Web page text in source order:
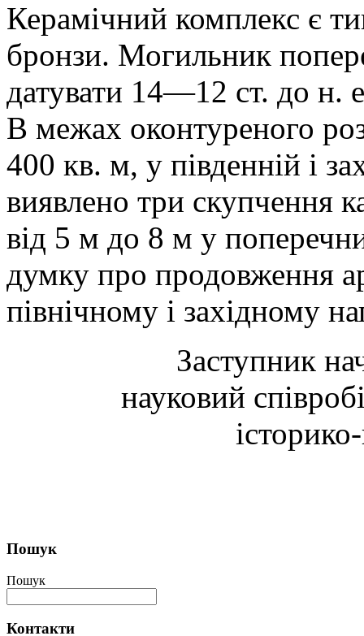
Керамічний комплекс є
бронзи. Могильник
датувати 14—12 ст. до н.
В межах оконтуреного
400 кв. м, у південній і
виявлено три скупчення
від 5 м до 8 м у
думку про продовження
північному і західному
Заступник
науковий
Пошук
Пошук
Контакти